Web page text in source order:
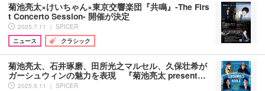
菊池亮太×けいちゃん×東京交響楽団『共鳴』-The Firs
t Concerto Session- 開催が決定
2025.7.11 ｜ SPICER
ニュース
クラシック
菊池亮太、石井琢磨、田所光之マルセル、久保壮希が
ガーシュウィンの魅力を表現 『菊池亮太 present…
2025.5.11 ｜ SPICER